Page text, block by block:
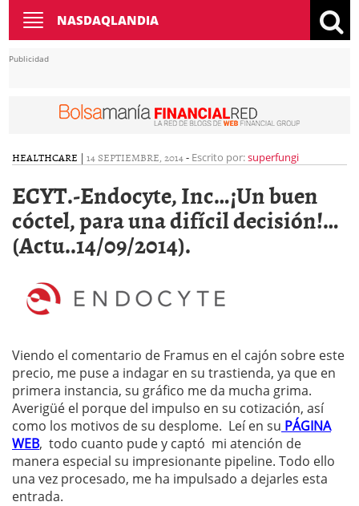
Toggle
navigation
NASDAQLANDIA
Publicidad
HEALTHCARE | 14 SEPTIEMBRE, 2014- Escrito por:superfungi
ECYT.-Endocyte, Inc…¡Un buen
cóctel, para una difícil decisión!…
(Actu..14/09/2014).
Viendo el comentario de Framus en el cajón sobre este
precio, me puse a indagar en su trastienda, ya que en
primera instancia, su gráfico me da mucha grima.
Averigüé el porque del impulso en su cotización, así
como los motivos de su desplome. Leí en su PÁGINA
WEB, todo cuanto pude y captó mi atención de
manera especial su impresionante pipeline. Todo ello
una vez procesado, me ha impulsado a dejarles esta
entrada.